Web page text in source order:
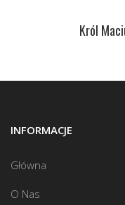
Król
INFORMACJE
Główna
O Nas